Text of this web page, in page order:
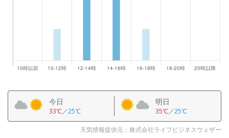
今日
33℃／25℃
明日
35℃／25℃
天気情報提供元：株式会社ライフビジネスウェザー